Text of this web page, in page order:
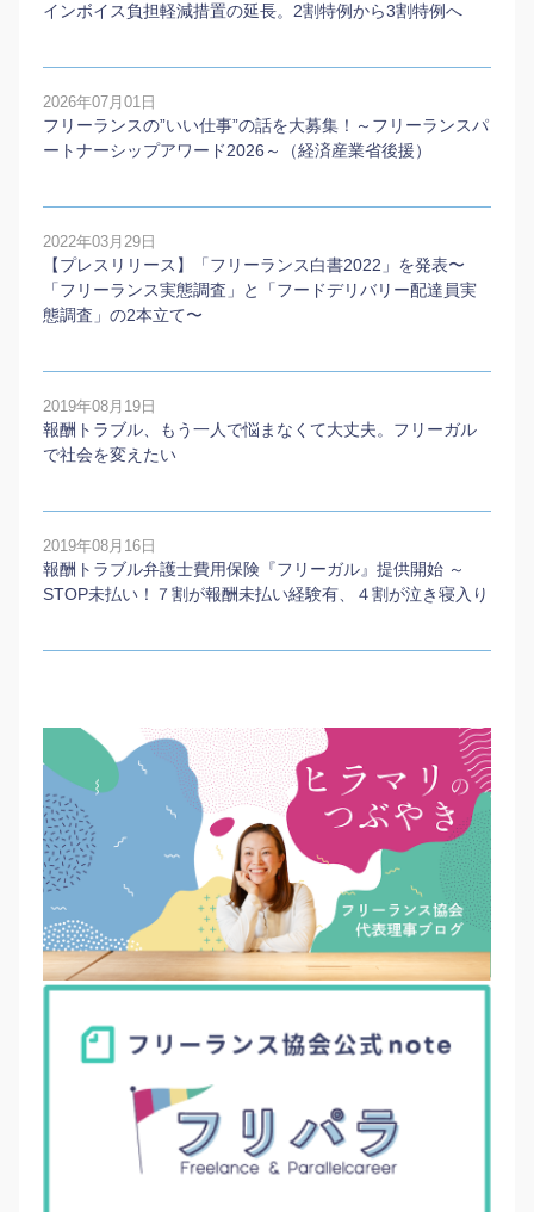
インボイス負担軽減措置の延長。2割特例から3割特例へ
2026年07月01日
フリーランスの”いい仕事”の話を大募集！～フリーランスパ
ートナーシップアワード2026～（経済産業省後援）
2022年03月29日
【プレスリリース】「フリーランス白書2022」を発表〜
「フリーランス実態調査」と「フードデリバリー配達員実
態調査」の2本⽴て〜
2019年08月19日
報酬トラブル、もう一人で悩まなくて大丈夫。フリーガル
で社会を変えたい
2019年08月16日
報酬トラブル弁護士費用保険『フリーガル』提供開始 ～
STOP未払い！７割が報酬未払い経験有、４割が泣き寝入り